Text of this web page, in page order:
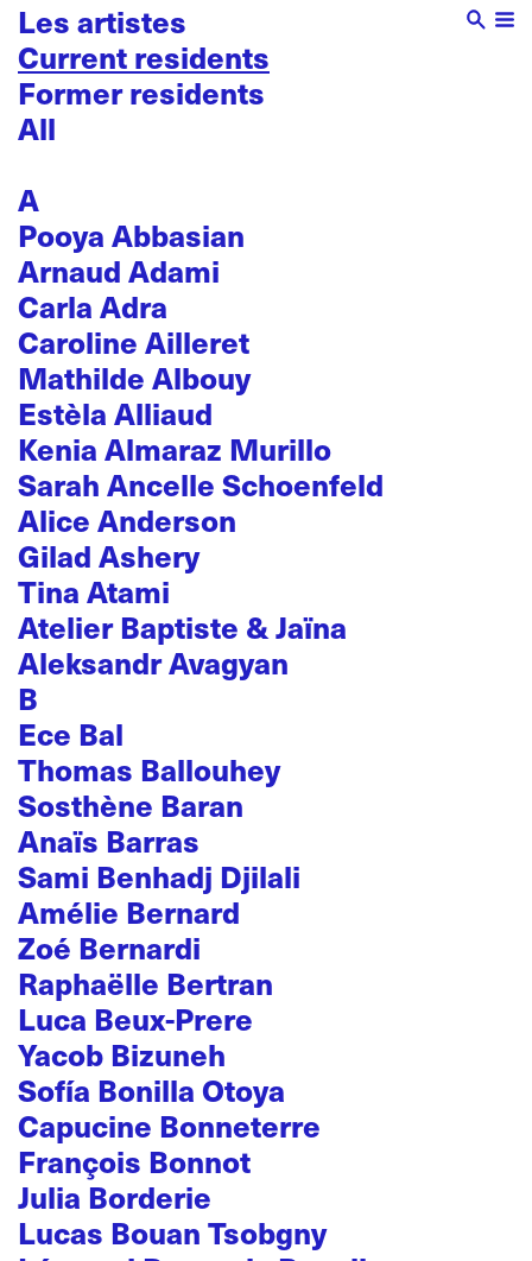
Les artistes
Current residents
Former residents
All
A
Pooya Abbasian
Arnaud Adami
Carla Adra
Caroline Ailleret
Mathilde Albouy
Estèla Alliaud
Kenia Almaraz Murillo
Sarah Ancelle Schoenfeld
Alice Anderson
Gilad Ashery
Tina Atami
Atelier Baptiste & Jaïna
Aleksandr Avagyan
B
Ece Bal
Thomas Ballouhey
Sosthène Baran
Anaïs Barras
Sami Benhadj Djilali
Amélie Bernard
Zoé Bernardi
Raphaëlle Bertran
Luca Beux-Prere
Yacob Bizuneh
Sofía Bonilla Otoya
Capucine Bonneterre
François Bonnot
Julia Borderie
Lucas Bouan Tsobgny